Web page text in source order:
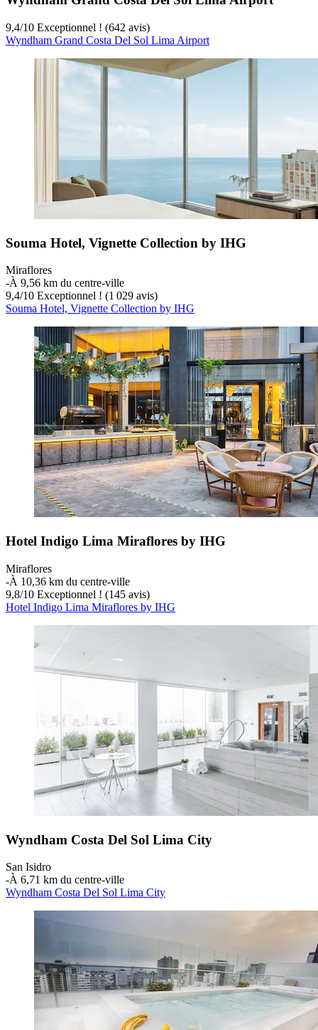
9,4/10 Exceptionnel ! (642 avis)
Wyndham Grand Costa Del Sol Lima Airport
Souma Hotel, Vignette Collection by IHG
Miraflores
‐À 9,56 km du centre-ville
9,4/10 Exceptionnel ! (1 029 avis)
Souma Hotel, Vignette Collection by IHG
Hotel Indigo Lima Miraflores by IHG
Miraflores
‐À 10,36 km du centre-ville
9,8/10 Exceptionnel ! (145 avis)
Hotel Indigo Lima Miraflores by IHG
Wyndham Costa Del Sol Lima City
San Isidro
‐À 6,71 km du centre-ville
Wyndham Costa Del Sol Lima City